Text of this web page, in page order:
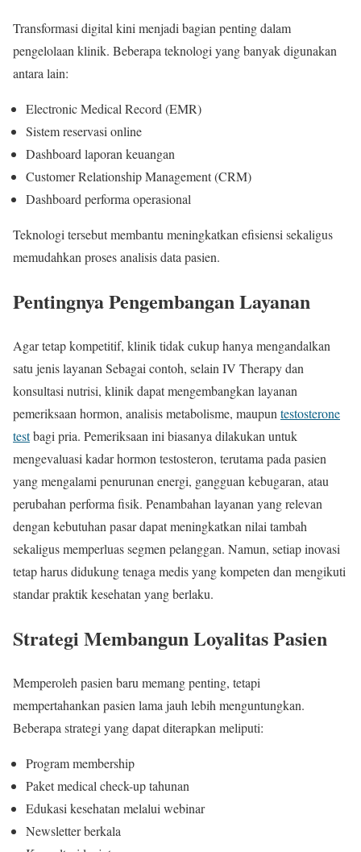
Transformasi digital kini menjadi bagian penting dalam
pengelolaan klinik. Beberapa teknologi yang banyak digunakan
antara lain:
Electronic Medical Record (EMR)
Sistem reservasi online
Dashboard laporan keuangan
Customer Relationship Management (CRM)
Dashboard performa operasional
Teknologi tersebut membantu meningkatkan efisiensi sekaligus
memudahkan proses analisis data pasien.
Pentingnya Pengembangan Layanan
Agar tetap kompetitif, klinik tidak cukup hanya mengandalkan
satu jenis layanan Sebagai contoh, selain IV Therapy dan
konsultasi nutrisi, klinik dapat mengembangkan layanan
pemeriksaan hormon, analisis metabolisme, maupun testosterone
testbagi pria. Pemeriksaan ini biasanya dilakukan untuk
mengevaluasi kadar hormon testosteron, terutama pada pasien
yang mengalami penurunan energi, gangguan kebugaran, atau
perubahan performa fisik. Penambahan layanan yang relevan
dengan kebutuhan pasar dapat meningkatkan nilai tambah
sekaligus memperluas segmen pelanggan. Namun, setiap inovasi
tetap harus didukung tenaga medis yang kompeten dan mengikuti
standar praktik kesehatan yang berlaku.
Strategi Membangun Loyalitas Pasien
Memperoleh pasien baru memang penting, tetapi
mempertahankan pasien lama jauh lebih menguntungkan.
Beberapa strategi yang dapat diterapkan meliputi:
Program membership
Paket medical check-up tahunan
Edukasi kesehatan melalui webinar
Newsletter berkala